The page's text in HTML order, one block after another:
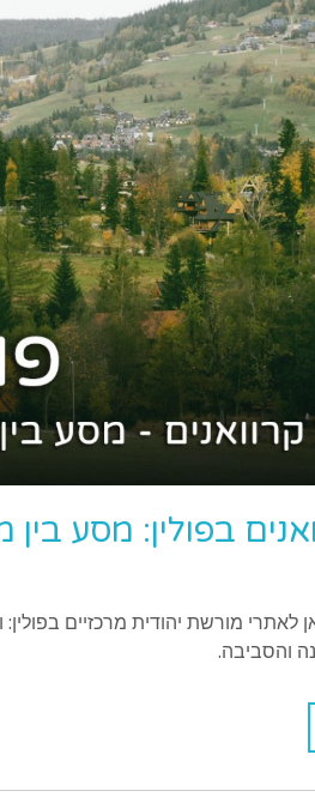
בפולין: מסע
לאתרי מורשת יהודית מרכזיים
והסביבה.